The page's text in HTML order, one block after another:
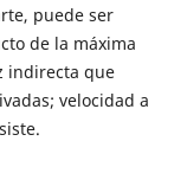
puede ser
de la máxima
indirecta que
velocidad a